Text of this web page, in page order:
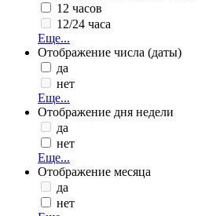
12 часов
12/24 часа
Еще...
Отображение числа (даты)
да
нет
Еще...
Отображение дня недели
да
нет
Еще...
Отображение месяца
да
нет